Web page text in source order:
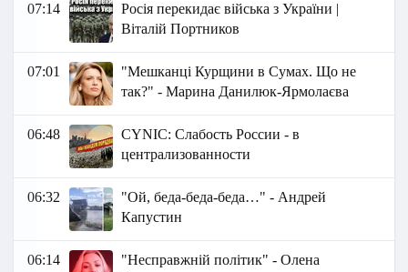
07:14
Росія перекидає війська з України |
Віталій Портников
07:01
"Мешканці Курщини в Сумах. Що не
так?" - Марина Данилюк-Ярмолаєва
06:48
СYNIC: Слабость России - в
централизованности
06:32
"Ой, беда-беда-беда…" - Андрей
Капустин
06:14
"Несправжній політик" - Олена